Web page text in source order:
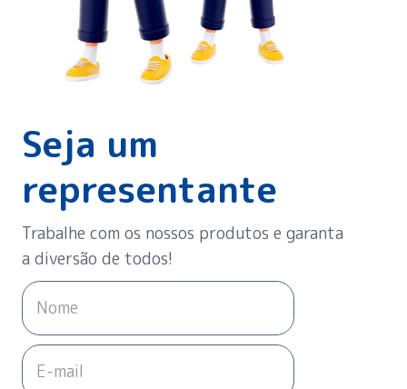
Seja um
representante
Trabalhe com os nossos produtos e garanta
a diversão de todos!